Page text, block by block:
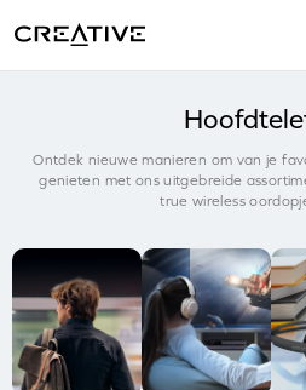
Ontdek nieuwe manieren om van je
genieten met ons uitgebreide
true wireless